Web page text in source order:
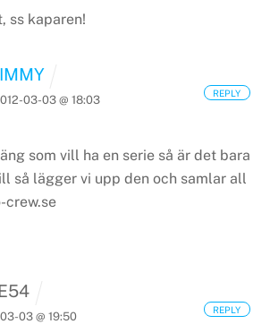
ss kaparen!
03-03 @ 18:03
som vill ha en serie så är det bara
så lägger vi upp den och samlar all
crew.se
REPLY
03 @ 19:50
REPLY